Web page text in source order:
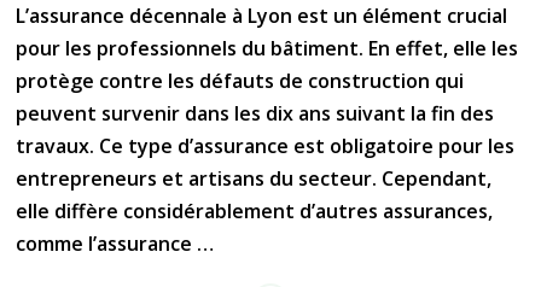
L’assurance décennale à Lyon est un élément crucial
pour les professionnels du bâtiment. En effet, elle les
protège contre les défauts de construction qui
peuvent survenir dans les dix ans suivant la fin des
travaux. Ce type d’assurance est obligatoire pour les
entrepreneurs et artisans du secteur. Cependant,
elle diffère considérablement d’autres assurances,
comme l’assurance …